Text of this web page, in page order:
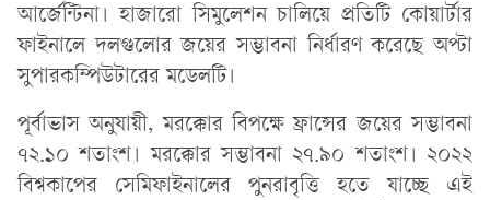
আর্জেন্টিনা। হাজারো সিমুলেশন চালিয়ে প্রতিটি কোয়ার্টার
ফাইনালে দলগুলোর জয়ের সম্ভাবনা নির্ধারণ করেছে অপ্টা
সুপারকম্পিউটারের মডেলটি।
পূর্বাভাস অনুযায়ী, মরক্কোর বিপক্ষে ফ্রান্সের জয়ের সম্ভাবনা
৭২.১০ শতাংশ। মরক্কোর সম্ভাবনা ২৭.৯০ শতাংশ। ২০২২
বিশ্বকাপের সেমিফাইনালের পুনরাবৃত্তি হতে যাচ্ছে এই